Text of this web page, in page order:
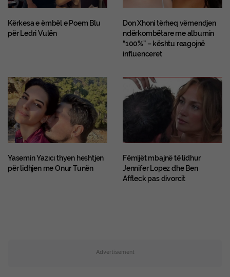
Kërkesa e ëmbël e Poem Blu
për Ledri Vulën
Don Xhoni tërheq vëmendjen
ndërkombëtare me albumin
“100%” – kështu reagojnë
influenceret
Yasemin Yazıcı thyen heshtjen
për lidhjen me Onur Tunën
Fëmijët mbajnë të lidhur
Jennifer Lopez dhe Ben
Affleck pas divorcit
Advertisement